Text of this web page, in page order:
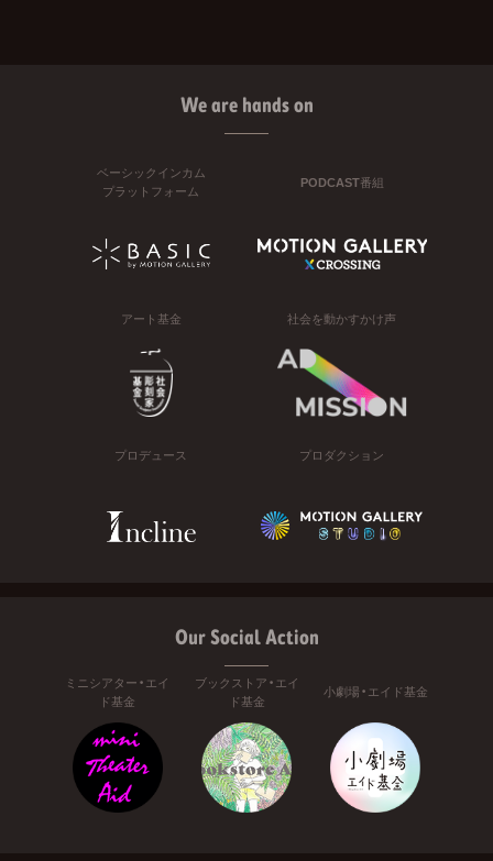
We are hands on
ベーシックインカム
プラットフォーム
PODCAST番組
アート基金 社会を動かすかけ声
プロデュース プロダクション
Our Social Action
ミニシアター・エイ
ド基金
ブックストア・エイ
ド基金
小劇場・エイド基金